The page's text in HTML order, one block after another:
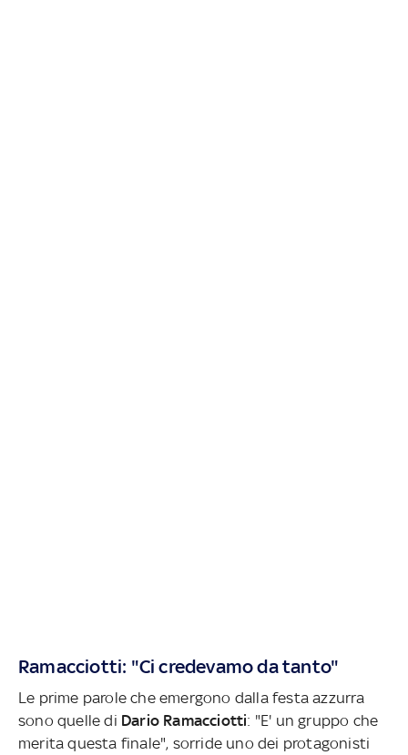
Ramacciotti: "Ci credevamo da tanto"
Le prime parole che emergono dalla festa azzurra
sono quelle di Dario Ramacciotti: "E' un gruppo che
merita questa finale", sorride uno dei protagonisti